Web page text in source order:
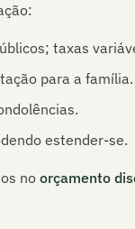
taxas
para a família.
estender-se.
no orçamento